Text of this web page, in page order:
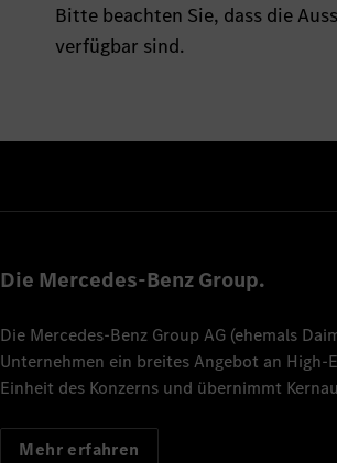
Bitte beachten Sie, dass die
verfügbar sind.
Die Mercedes-Benz Group.
Die Mercedes-Benz Group AG (ehemals
Unternehmen ein breites Angebot an
Einheit des Konzerns und übernimmt
Mehr erfahren